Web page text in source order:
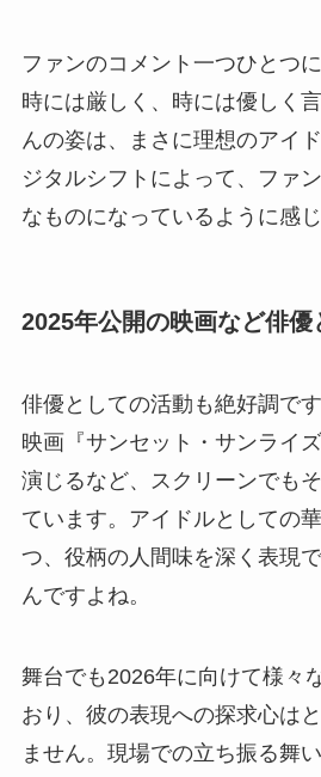
ファンのコメント一つひとつ
時には厳しく、時には優しく
んの姿は、まさに理想のアイ
ジタルシフトによって、ファ
なものになっているように感じ
2025年公開の映画など俳
俳優としての活動も絶好調で
映画『サンセット・サンライ
演じるなど、スクリーンでも
ています。アイドルとしての
つ、役柄の人間味を深く表現
んですよね。
舞台でも2026年に向けて様々
おり、彼の表現への探求心は
ません。現場での立ち振る舞